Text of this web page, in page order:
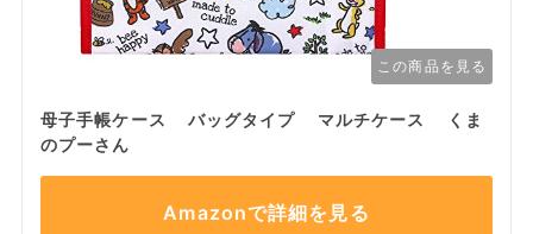
この商品を見る
母子手帳ケース バッグタイプ マルチケース くま
のプーさん
Amazonで詳細を見る